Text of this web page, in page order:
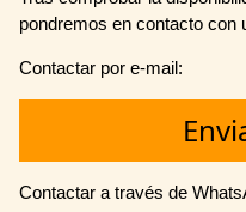
pondremos en contacto con
Contactar por e-mail:
Contactar a través de